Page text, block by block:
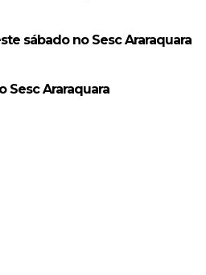
sábado no Sesc Araraquara
Sesc Araraquara